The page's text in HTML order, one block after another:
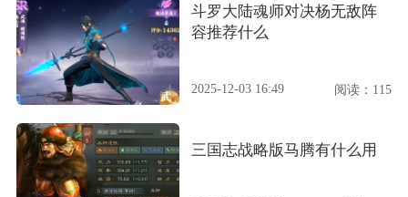
斗罗大陆魂师对决杨无敌阵
容推荐什么
2025-12-03 16:49 阅读：115
三国志战略版马腾有什么用